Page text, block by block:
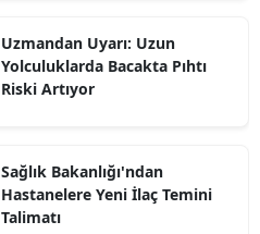
Uzmandan Uyarı: Uzun
Yolculuklarda Bacakta Pıhtı
Riski Artıyor
Sağlık Bakanlığı'ndan
Hastanelere Yeni İlaç Temini
Talimatı